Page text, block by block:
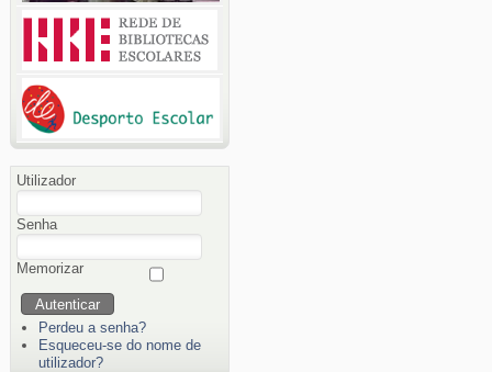
Utilizador
Senha
Memorizar
Perdeu a senha?
Esqueceu-se do nome de
utilizador?